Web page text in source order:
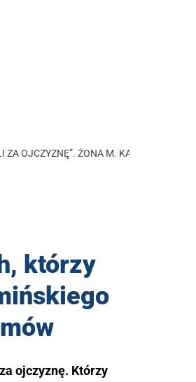
OJCZYZNĘ”. ŻONA M. KAMIŃSKIEGO
którzy
ojczyznę. Którzy